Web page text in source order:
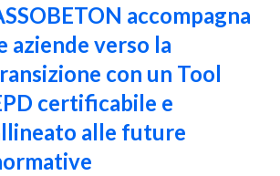
accompagna
aziende verso la
con un Tool
certificabile e
alle future